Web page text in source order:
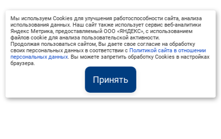
Принять
Мы используем Cookies для улучшения работоспособности сайта, анализа
использования данных. Наш сайт также использует сервис веб-аналитики
Яндекс Метрика, предоставляемый ООО «ЯНДЕКС», с использованием
файлов cookie для анализа пользовательской активности.
Продолжая пользоваться сайтом, Вы даете свое согласие на обработку
своих персональных данных в соответствии с Политикой сайта в отношении
персональных данных. Вы можете запретить обработку Cookies в настройках
браузера.